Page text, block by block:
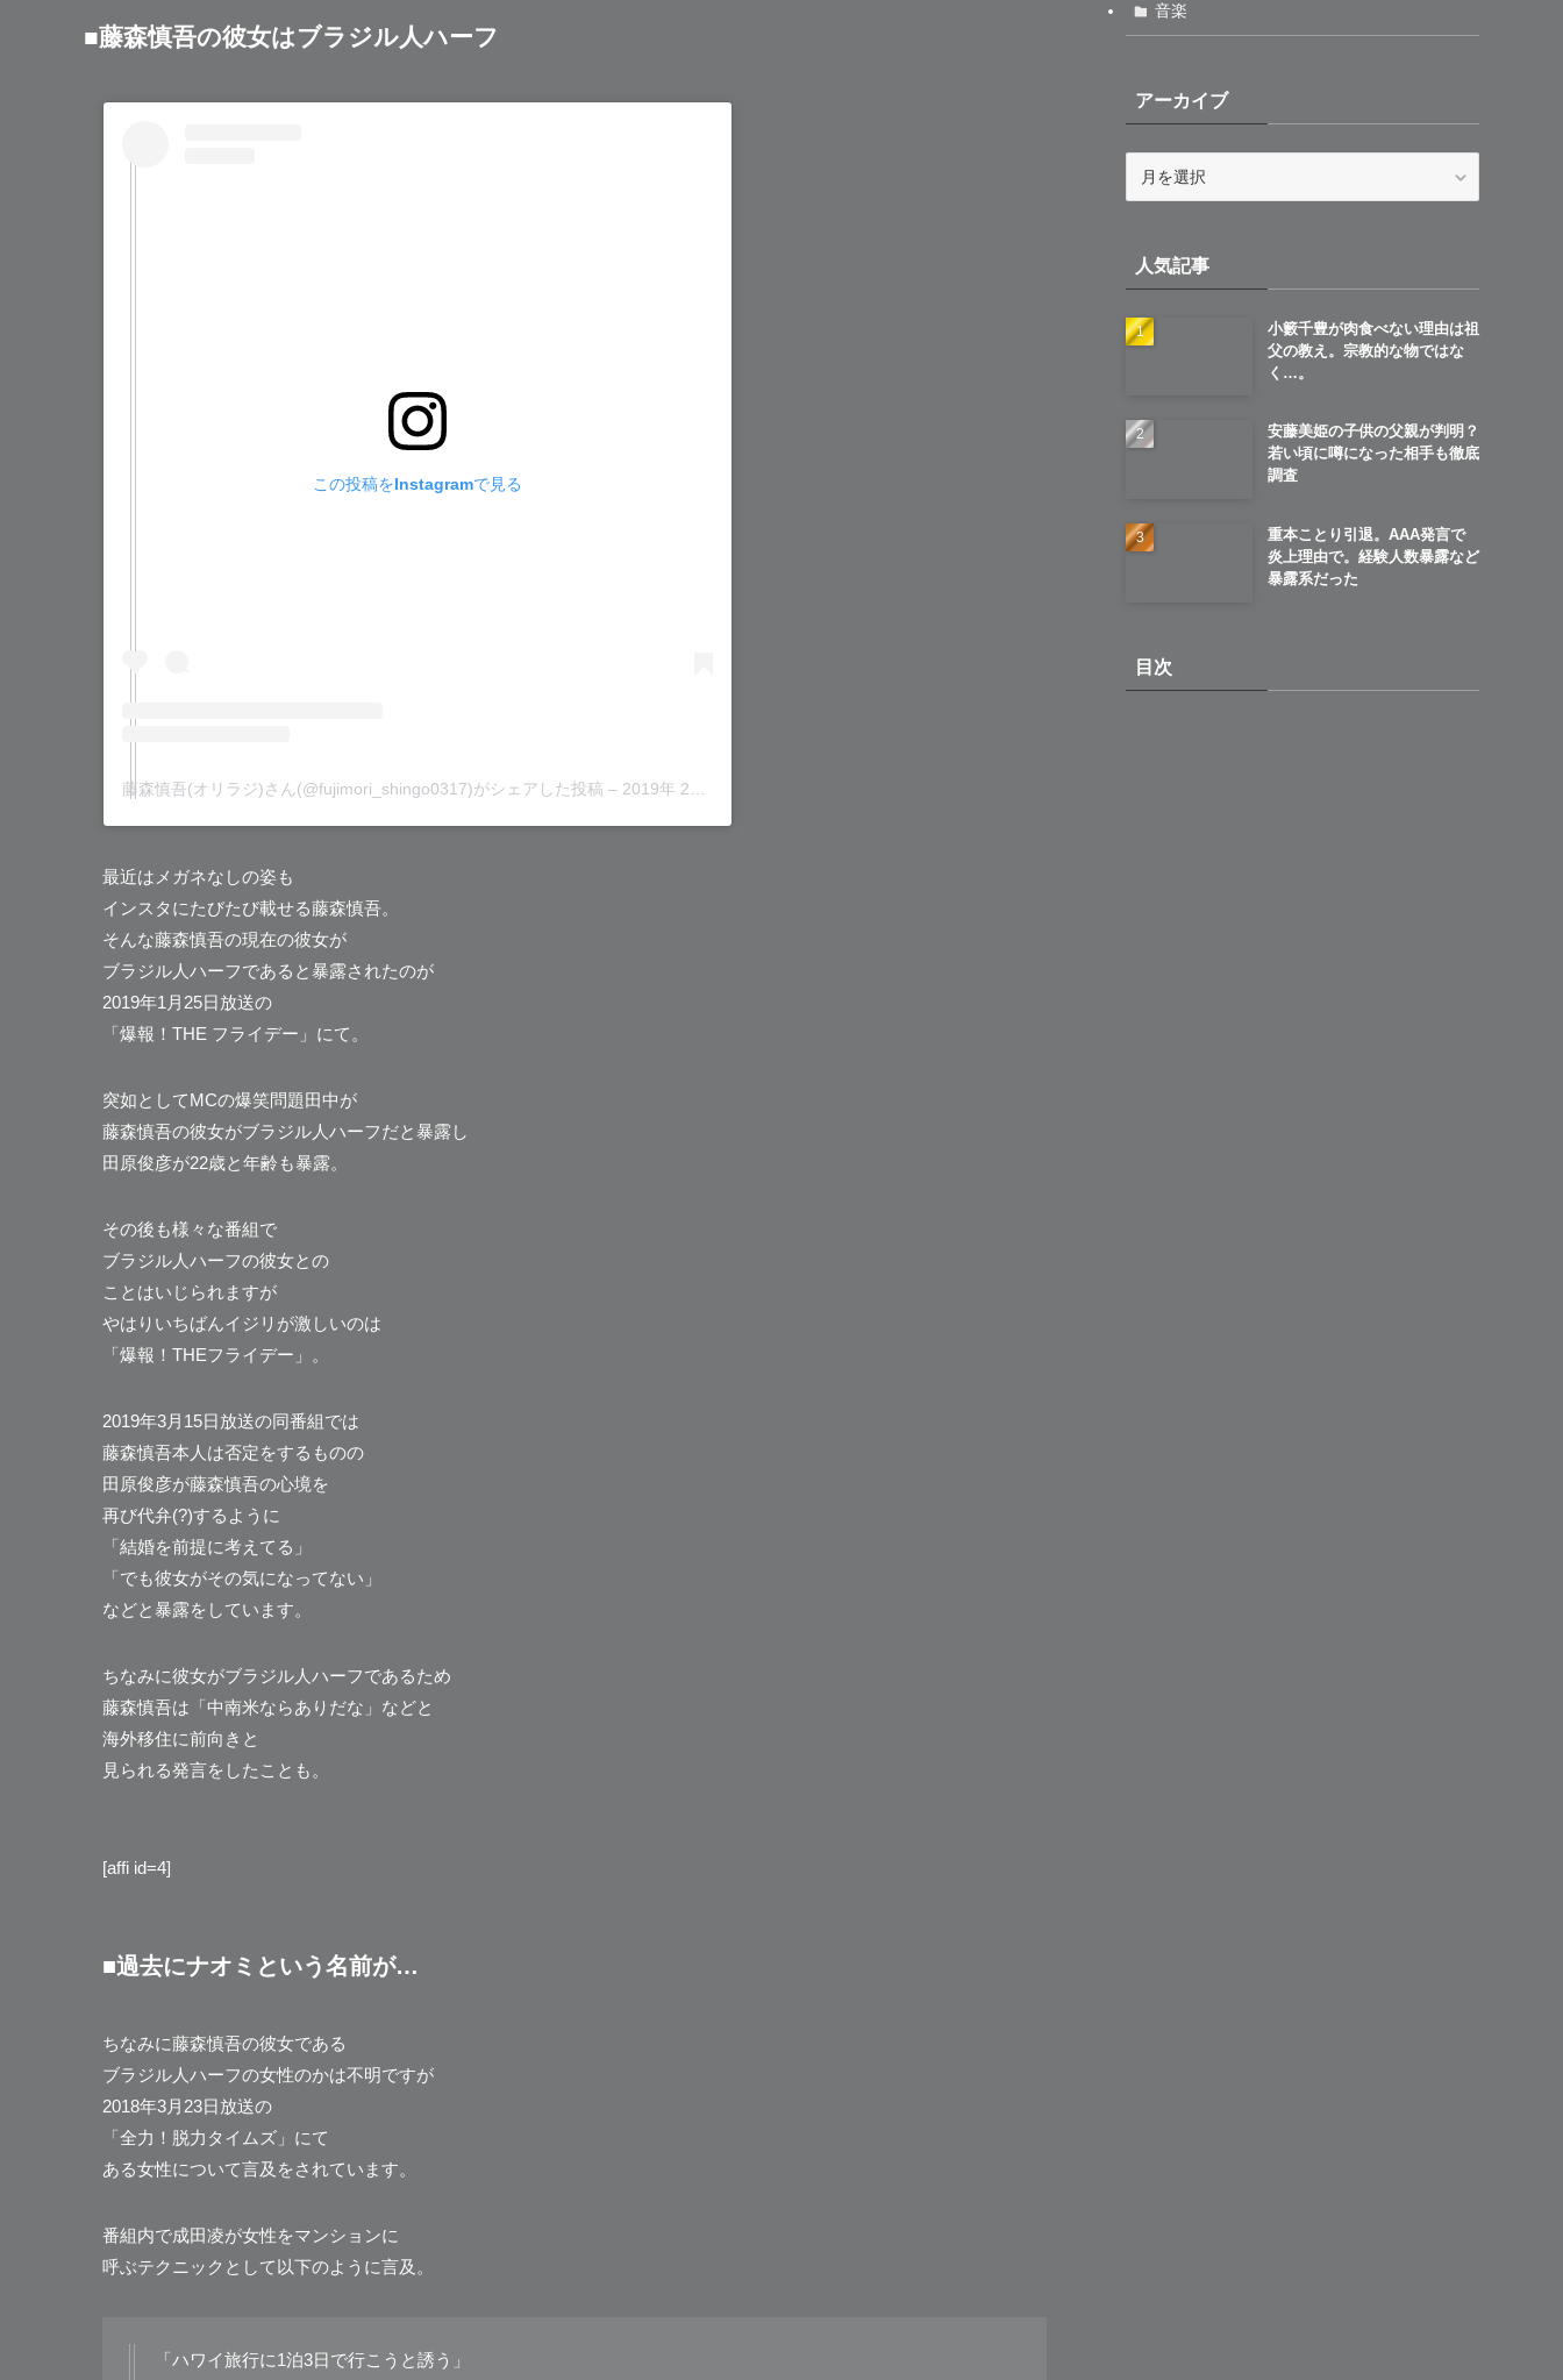
■藤森慎吾の彼女はブラジル人ハーフ
この投稿をInstagramで見る
藤森慎吾(オリラジ)さん(@fujimori_shingo0317)がシェアした投稿 – 2019年 2月月22日午前1時40分PST
最近はメガネなしの姿も
インスタにたびたび載せる藤森慎吾。
そんな藤森慎吾の現在の彼女が
ブラジル人ハーフであると暴露されたのが
2019年1月25日放送の
「爆報！THE フライデー」にて。
突如としてMCの爆笑問題田中が
藤森慎吾の彼女がブラジル人ハーフだと暴露し
田原俊彦が22歳と年齢も暴露。
その後も様々な番組で
ブラジル人ハーフの彼女との
ことはいじられますが
やはりいちばんイジリが激しいのは
「爆報！THEフライデー」。
2019年3月15日放送の同番組では
藤森慎吾本人は否定をするものの
田原俊彦が藤森慎吾の心境を
再び代弁(?)するように
「結婚を前提に考えてる」
「でも彼女がその気になってない」
などと暴露をしています。
ちなみに彼女がブラジル人ハーフであるため
藤森慎吾は「中南米ならありだな」などと
海外移住に前向きと
見られる発言をしたことも。
[affi id=4]
■過去にナオミという名前が…
ちなみに藤森慎吾の彼女である
ブラジル人ハーフの女性のかは不明ですが
2018年3月23日放送の
「全力！脱力タイムズ」にて
ある女性について言及をされています。
番組内で成田凌が女性をマンションに
呼ぶテクニックとして以下のように言及。
「ハワイ旅行に1泊3日で行こうと誘う」
音楽
アーカイブ
ブ人気記事
小籔千豊が肉食べない理由は祖
父の教え。宗教的な物ではな
く…。
安藤美姫の子供の父親が判明？
若い頃に噂になった相手も徹底
調査
重本ことり引退。AAA発言で
炎上理由で。経験人数暴露など
暴露系だった
目次